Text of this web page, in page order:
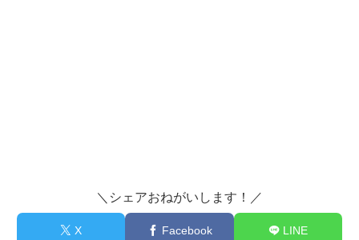
＼シェアおねがいします！／
X Facebook LINE